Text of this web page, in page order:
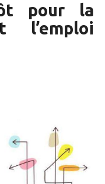
pour la
l’emploi